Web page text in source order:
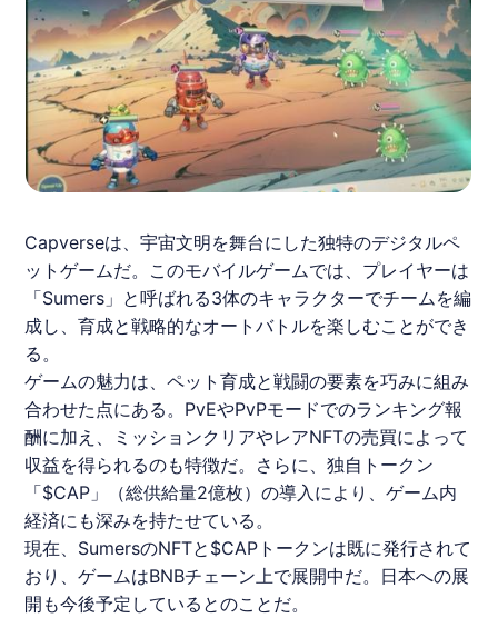
Capverseは、宇宙文明を舞台にした独特のデジタルペ
ットゲームだ。このモバイルゲームでは、プレイヤーは
「Sumers」と呼ばれる3体のキャラクターでチームを編
成し、育成と戦略的なオートバトルを楽しむことができ
る。
ゲームの魅力は、ペット育成と戦闘の要素を巧みに組み
合わせた点にある。PvEやPvPモードでのランキング報
酬に加え、ミッションクリアやレアNFTの売買によって
収益を得られるのも特徴だ。さらに、独自トークン
「$CAP」（総供給量2億枚）の導入により、ゲーム内
経済にも深みを持たせている。
現在、SumersのNFTと$CAPトークンは既に発行されて
おり、ゲームはBNBチェーン上で展開中だ。日本への展
開も今後予定しているとのことだ。